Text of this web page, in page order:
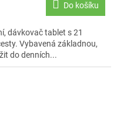
Do košíku
dávkovač tablet s 21
Vybavená základnou,
do denních...